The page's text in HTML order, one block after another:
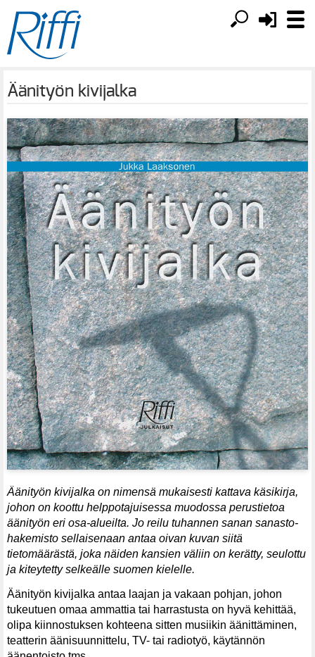
Äänityön kivijalka
Äänityön kivijalka on nimensä mukaisesti kattava käsikirja,
johon on koottu helppotajuisessa muodossa perustietoa
äänityön eri osa-alueilta. Jo reilu tuhannen sanan sanasto-
hakemisto sellaisenaan antaa oivan kuvan siitä
tietomäärästä, joka näiden kansien väliin on kerätty, seulottu
ja kiteytetty selkeälle suomen kielelle.
Äänityön kivijalka antaa laajan ja vakaan pohjan, johon
tukeutuen omaa ammattia tai harrastusta on hyvä kehittää,
olipa kiinnostuksen kohteena sitten musiikin äänittäminen,
teatterin äänisuunnittelu, TV- tai radiotyö, käytännön